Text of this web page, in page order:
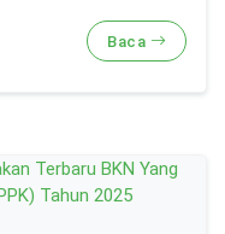
Baca